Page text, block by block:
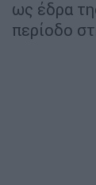
ως έδρα
περίοδο